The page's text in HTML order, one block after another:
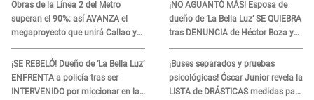
Obras de la Línea 2 del Metro
superan el 90%: así AVANZA el
megaproyecto que unirá Callao y
Ate
¡SE REBELÓ! Dueño de ‘La Bella Luz’
ENFRENTA a policía tras ser
INTERVENIDO por miccionar en la
¡NO AGUANTÓ MÁS! Esposa de
dueño de ‘La Bella Luz’ SE QUIEBRA
tras DENUNCIA de Héctor Boza y
ARREMETE contra Claudia Salazar
¡Buses separados y pruebas
psicológicas! Óscar Junior revela la
LISTA de DRÁSTICAS medidas para